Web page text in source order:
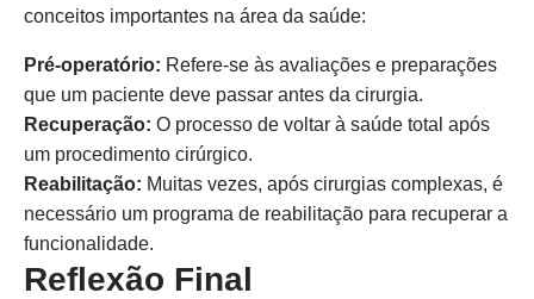
conceitos importantes na área da saúde:
Pré-operatório: Refere-se às avaliações e preparações
que um paciente deve passar antes da cirurgia.
Recuperação: O processo de voltar à saúde total após
um procedimento cirúrgico.
Reabilitação: Muitas vezes, após cirurgias complexas, é
necessário um programa de reabilitação para recuperar a
funcionalidade.
Reflexão Final